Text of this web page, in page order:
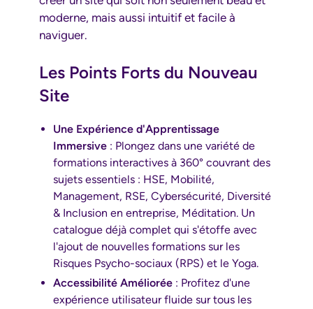
moderne, mais aussi intuitif et facile à
naviguer.
Les Points Forts du Nouveau
Site
Une Expérience d'Apprentissage
Immersive : Plongez dans une variété de
formations interactives à 360° couvrant des
sujets essentiels : HSE, Mobilité,
Management, RSE, Cybersécurité, Diversité
& Inclusion en entreprise, Méditation. Un
catalogue déjà complet qui s'étoffe avec
l'ajout de nouvelles formations sur les
Risques Psycho-sociaux (RPS) et le Yoga.
Accessibilité Améliorée : Profitez d'une
expérience utilisateur fluide sur tous les